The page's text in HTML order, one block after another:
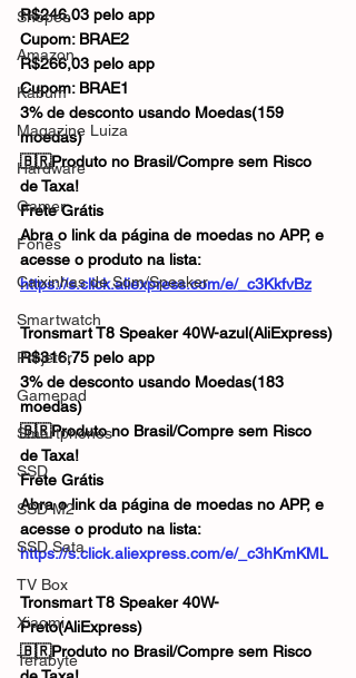
Shopee
Amazon
Kabum
Magazine Luiza
Hardware
Gamer
Fones
Caixinhas de Som/Speaker
Smartwatch
Projetor
Gamepad
Smartphones
SSD
SSD M2
SSD Sata
TV Box
Xiaomi
Terabyte
R$246,03 pelo app
Cupom: BRAE2
R$266,03 pelo app
Cupom: BRAE1
3% de desconto usando Moedas(159
moedas)
🇧🇷Produto no Brasil/Compre sem Risco
de Taxa!
Frete Grátis
Abra o link da página de moedas no APP, e
acesse o produto na lista:
https://s.click.aliexpress.com/e/_c3KkfvBz
Tronsmart T8 Speaker 40W-azul(AliExpress)
R$316,75 pelo app
3% de desconto usando Moedas(183
moedas)
🇧🇷Produto no Brasil/Compre sem Risco
de Taxa!
Frete Grátis
Abra o link da página de moedas no APP, e
acesse o produto na lista:
https://s.click.aliexpress.com/e/_c3hKmKML
Tronsmart T8 Speaker 40W-
Preto(AliExpress)
🇧🇷Produto no Brasil/Compre sem Risco